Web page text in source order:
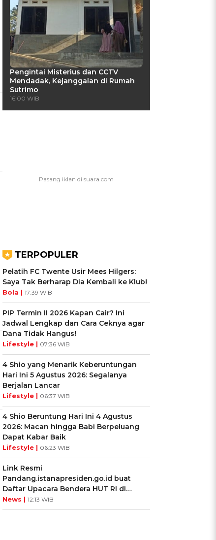
Pengintai Misterius dan CCTV
Mendadak, Kejanggalan di Rumah
Sutrimo
16:00 WIB
TERPOPULER
Pelatih FC Twente Usir Mees Hilgers:
Saya Tak Berharap Dia Kembali ke Klub!
Bola | 17:39 WIB
PIP Termin II 2026 Kapan Cair? Ini
Jadwal Lengkap dan Cara Ceknya agar
Dana Tidak Hangus!
Lifestyle | 07:36 WIB
4 Shio yang Menarik Keberuntungan
Hari Ini 5 Agustus 2026: Segalanya
Berjalan Lancar
Lifestyle | 06:37 WIB
4 Shio Beruntung Hari Ini 4 Agustus
2026: Macan hingga Babi Berpeluang
Dapat Kabar Baik
Lifestyle | 06:23 WIB
Link Resmi
Pandang.istanapresiden.go.id buat
Daftar Upacara Bendera HUT RI di
Istana Negara
News | 12:13 WIB